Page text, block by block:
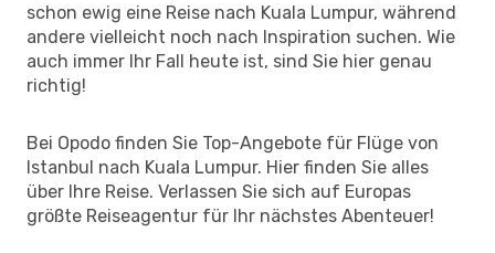
schon ewig eine Reise nach Kuala Lumpur, während
andere vielleicht noch nach Inspiration suchen. Wie
auch immer Ihr Fall heute ist, sind Sie hier genau
richtig!
Bei Opodo finden Sie Top-Angebote für Flüge von
Istanbul nach Kuala Lumpur. Hier finden Sie alles
über Ihre Reise. Verlassen Sie sich auf Europas
größte Reiseagentur für Ihr nächstes Abenteuer!